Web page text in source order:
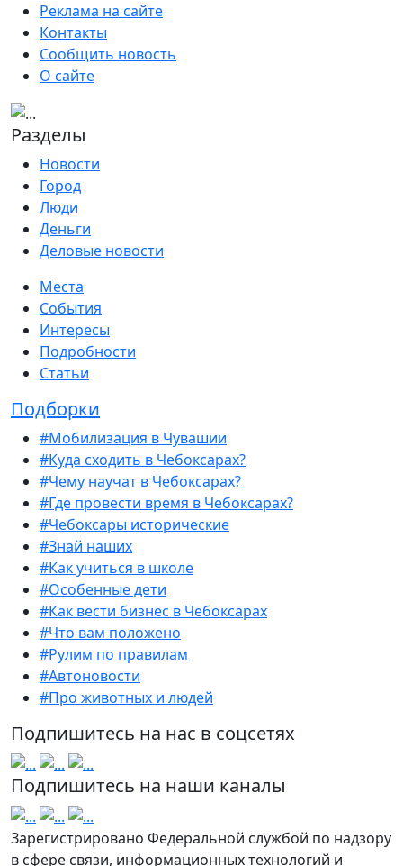
Реклама на сайте
Контакты
Сообщить новость
О сайте
Разделы
Новости
Город
Люди
Деньги
Деловые новости
Места
События
Интересы
Подробности
Статьи
Подборки
#Мобилизация в Чувашии
#Куда сходить в Чебоксарах?
#Чему научат в Чебоксарах?
#Где провести время в Чебоксарах?
#Чебоксары исторические
#Знай наших
#Как учиться в школе
#Особенные дети
#Как вести бизнес в Чебоксарах
#Что вам положено
#Рулим по правилам
#Автоновости
#Про животных и людей
Подпишитесь на нас в соцсетях
Подпишитесь на наши каналы
Зарегистрировано Федеральной службой по надзору
в сфере связи, информационных технологий и